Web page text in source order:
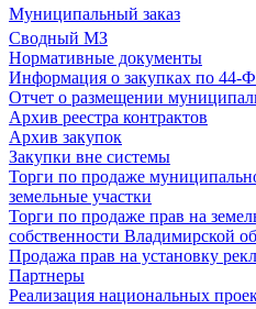
Муниципальный заказ
Сводный МЗ
Нормативные документы
Информация о закупках по 44-
Отчет о размещении
Архив реестра контрактов
Архив закупок
Закупки вне системы
Торги по продаже
земельные участки
Торги по продаже прав на
собственности Владимирской
Продажа прав на установку
Партнеры
Реализация национальных